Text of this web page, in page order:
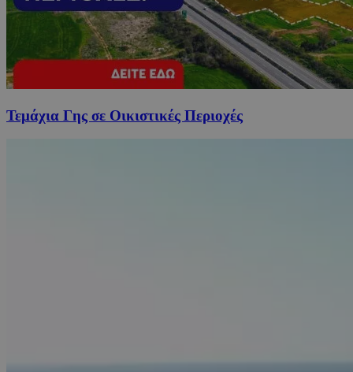
Τεμάχια Γης σε Οικιστικές Περιοχές